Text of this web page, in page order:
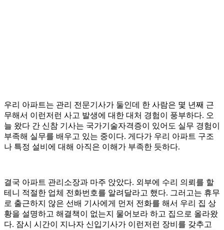
우리 아파트는 관리 전문기사가 둘인데 한 사람은 몇 년째 근
무해서 이런저런 사고 발생에 대한 대처 경험이 풍부하다. 오
늘 왔다 간 신참 기사는 국가기술자격증이 있어도 실무 경험이
부족해 실무를 배우고 있는 중이다. 게다가 우리 아파트 구조
나 특정 설비에 대해 아직은 이해가 부족한 듯하다.
결국 아파트 관리소장과 마주 앉았다. 외부에 수리 의뢰를 할
테니 적절한 업체 전화번호를 알려달라고 했다. 그러고는 휴무
로 출근하지 않은 선배 기사에게 먼저 전화를 해서 우리 집 상
황을 설명하고 해결책이 없는지 물어보라 하고 집으로 올라왔
다. 잠시 시간이 지나자 신입기사가 이런저런 장비를 갖추고